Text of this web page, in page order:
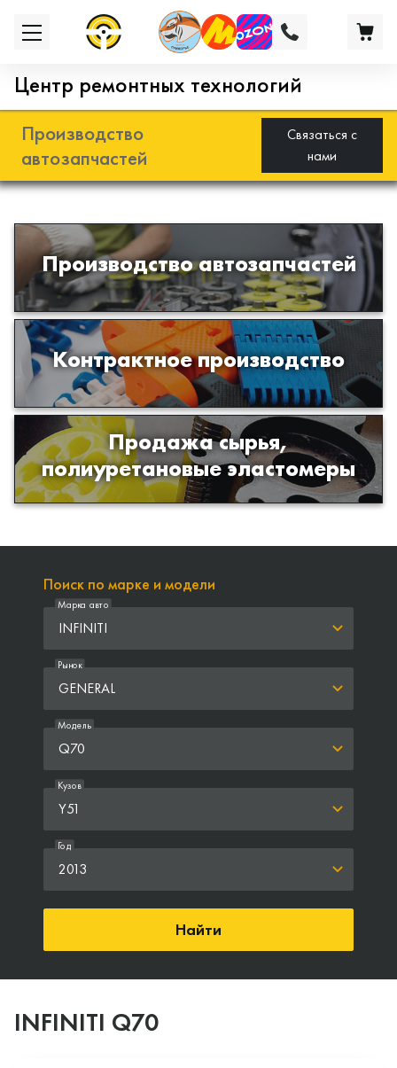
Центр ремонтных технологий
Производство
автозапчастей
Связаться с
нами
Производство автозапчастей
Разработка и производство деталей
из эластомеров для подвески
автомобиля
Контрактное производство
Производство изделий из пластиков
и полимеров по образцам либо
чертежам заказчика
Продажа сырья,
полиуретановые эластомеры
Продажа сырья для производства
изделий из полиуретана
Поиск по марке и модели
INFINITI
Марка авто
GENERAL
Рынок
Q70
Модель
Y51
Кузов
2013
Год
Найти
INFINITI Q70